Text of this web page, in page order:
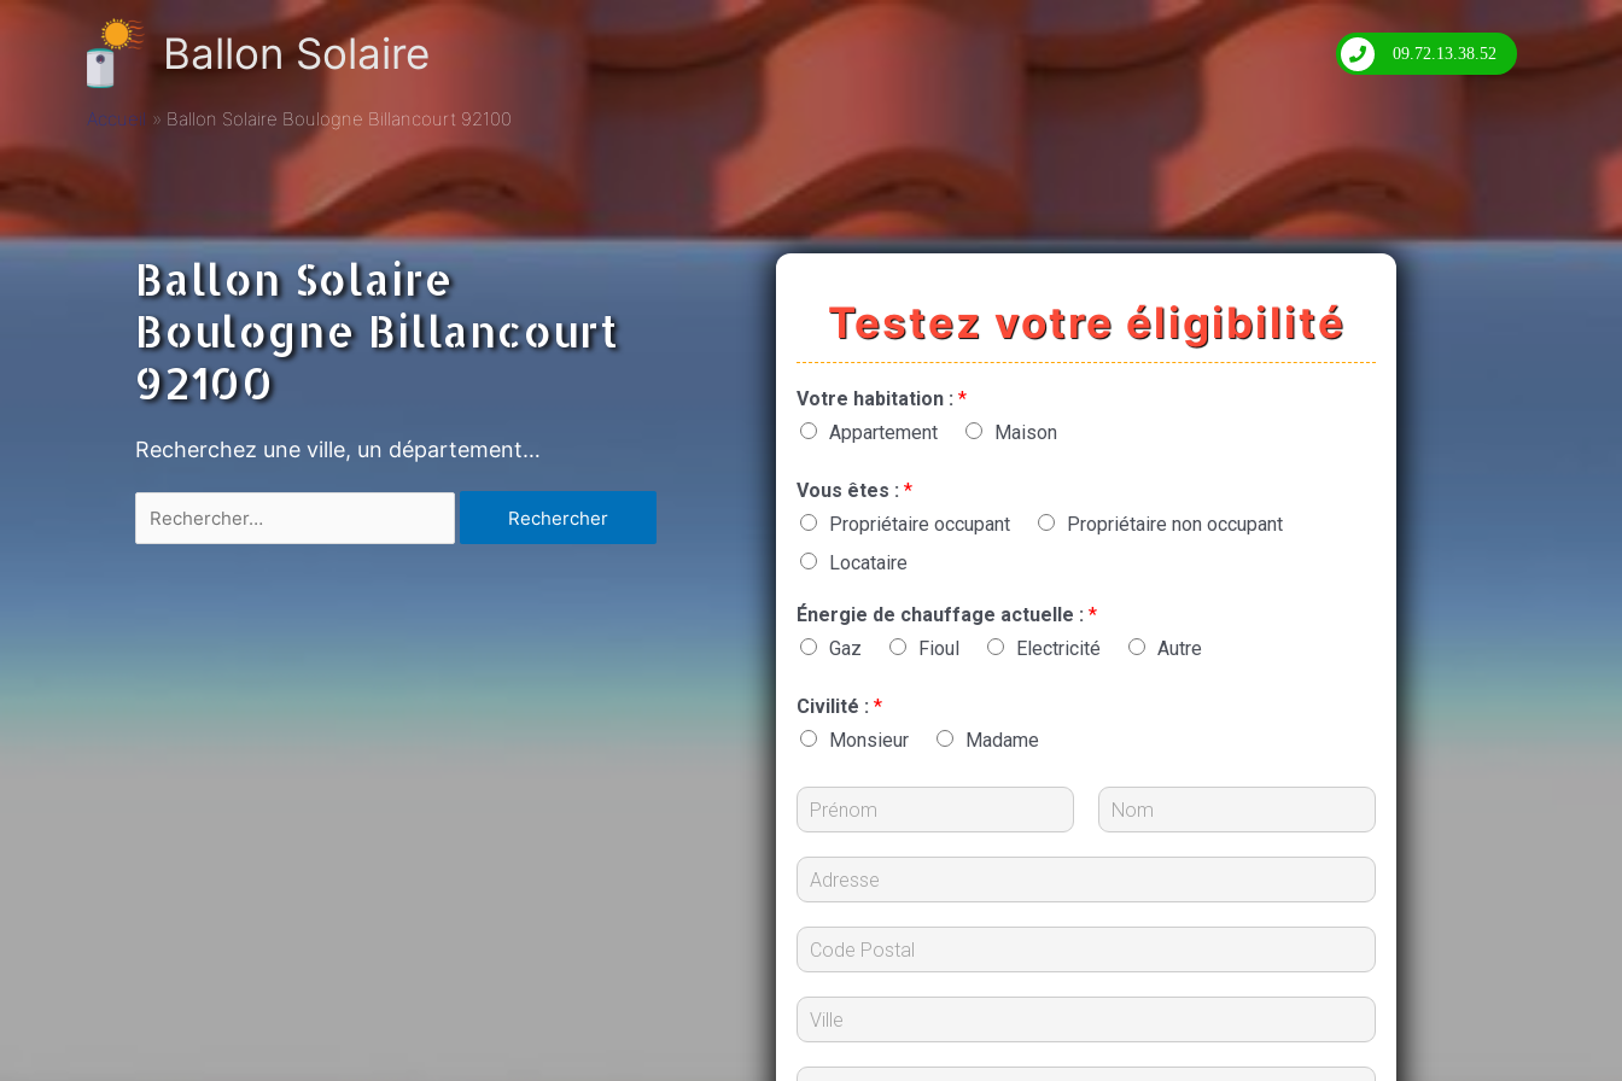
Ballon Solaire 09.72.13.38.52
Accueil Ballon Solaire Boulogne Billancourt 92100
Ballon Solaire
Boulogne Billancourt
92100
Recherchez une ville, un département…
Testez votre éligibilité
Votre habitation : *
Appartement
Maison
Vous êtes : *
Propriétaire occupant
Propriétaire non occupant
Locataire
Énergie de chauffage actuelle : *
Gaz
Fioul Electricité Autre
Civilité : *
Monsieur
Madame